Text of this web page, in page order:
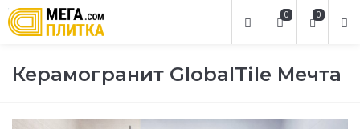
0
0
Керамогранит GlobalTile Мечта